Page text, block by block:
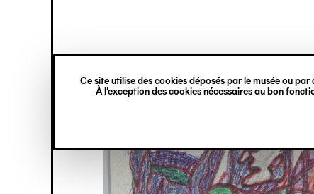
Ce site utilise des cookies déposés par le musée ou
À l’exception des cookies nécessaires au bon
principal
verticale